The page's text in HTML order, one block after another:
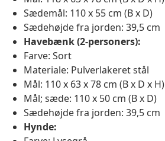
Sædemål: 110 x 55 cm (B x D)
Sædehøjde fra jorden: 39,5 cm
Havebænk (2-personers):
Farve: Sort
Materiale: Pulverlakeret stål
Mål: 110 x 63 x 78 cm (B x D x H)
Mål; sæde: 110 x 50 cm (B x D)
Sædehøjde fra jorden: 39,5 cm
Hynde: